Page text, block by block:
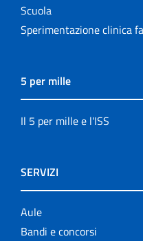
Scuola
Sperimentazione clinica
5 per mille
Il 5 per mille e l'ISS
SERVIZI
Aule
Bandi e concorsi